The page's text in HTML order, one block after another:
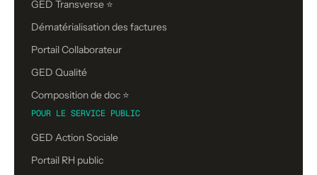
GED Transverse ⭐
Dématérialisation des factures
Portail Collaborateur
GED Qualité
Composition de doc ⭐️
POUR LE SERVICE PUBLIC
GED Action Sociale
Portail RH public